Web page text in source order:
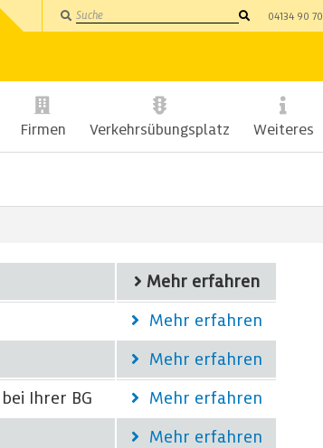
Suche 04134 90 70
Firmen Verkehrsübungsplatz Weiteres
Mehr erfahren
Mehr erfahren
Mehr erfahren
Ihrer BG
Mehr erfahren
Mehr erfahren